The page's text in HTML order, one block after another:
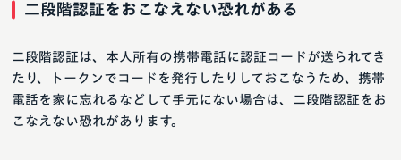
二段階認証をおこなえない恐れがある
二段階認証は、本人所有の携帯電話に認証コードが送られてき
たり、トークンでコードを発行したりしておこなうため、携帯
電話を家に忘れるなどして手元にない場合は、二段階認証をお
こなえない恐れがあります。